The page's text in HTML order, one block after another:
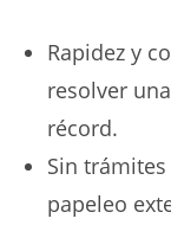
Rapidez y
resolver
récord.
Sin
papeleo